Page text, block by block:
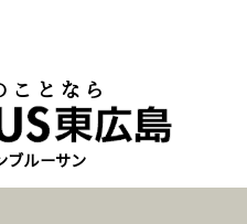
ことなら
ブルーサン